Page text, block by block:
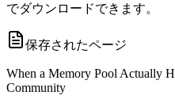
でダウンロードできます。
保存されたページ
When a Memory Pool Actually
Community